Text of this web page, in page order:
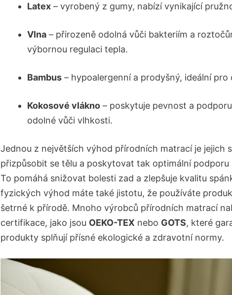
Latex – vyrobený z gumy, nabízí vynikající
Vlna – přirozeně odolná vůči bakteriím a
výbornou regulaci tepla.
Bambus – hypoalergenní a prodyšný, ideální pro
Kokosové vlákno – poskytuje pevnost a
odolné vůči vlhkosti.
Jednou z největších výhod přírodních matrací je jejich
přizpůsobit se tělu a poskytovat tak optimální podporu
To pomáhá snižovat bolesti zad a zlepšuje kvalitu
fyzických výhod máte také jistotu, že používáte
šetrné k přírodě. Mnoho výrobců přírodních matrací
certifikace, jako jsou OEKO-TEX nebo GOTS, které
produkty splňují přísné ekologické a zdravotní normy.